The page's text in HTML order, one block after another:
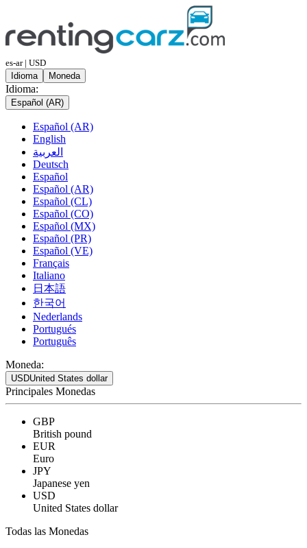
es-ar | USD
Idioma
Moneda
Idioma:
Español (AR)
Español (AR)
English
العربية
Deutsch
Español
Español (AR)
Español (CL)
Español (CO)
Español (MX)
Español (PR)
Español (VE)
Français
Italiano
日本語
한국어
Nederlands
Portugués
Português
Moneda:
USDUnited States dollar
Principales Monedas
GBP
British pound
EUR
Euro
JPY
Japanese yen
USD
United States dollar
Todas las Monedas